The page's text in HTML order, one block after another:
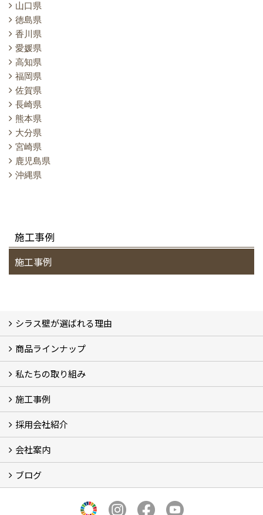
山口県
徳島県
香川県
愛媛県
高知県
福岡県
佐賀県
長崎県
熊本県
大分県
宮崎県
鹿児島県
沖縄県
施工事例
施工事例
シラス壁が選ばれる理由
シラスストーリー
こだわり
シラス壁の驚くべき性能
商品ラインナップ
一覧
内装仕上げ材
外装仕上げ材
舗装材
水性無機高分子系ハイブリッド型塗料
エコリフォーム
消臭壁紙
Q&A
資料PDF
私たちの取り組み
SDGs、GHGへの取り組み (2)
マグマシラス米
特別対談 (2)
高千穂シラス解説ムービー
研究プロジェクト (4)
プロジェクト (3)
施工事例
施工事例
お客様からのお便り
採用会社紹介
採用会社紹介
「鏝人の会」左官店のご紹介
会社案内
会社概要・沿革
代表の実績
製造紹介
ショールーム
アクセス
採用情報
バナーダウンロード
プライバシーポリシー
Takachiho Shirasu Global Site
LINE公式アカウント
ブログ